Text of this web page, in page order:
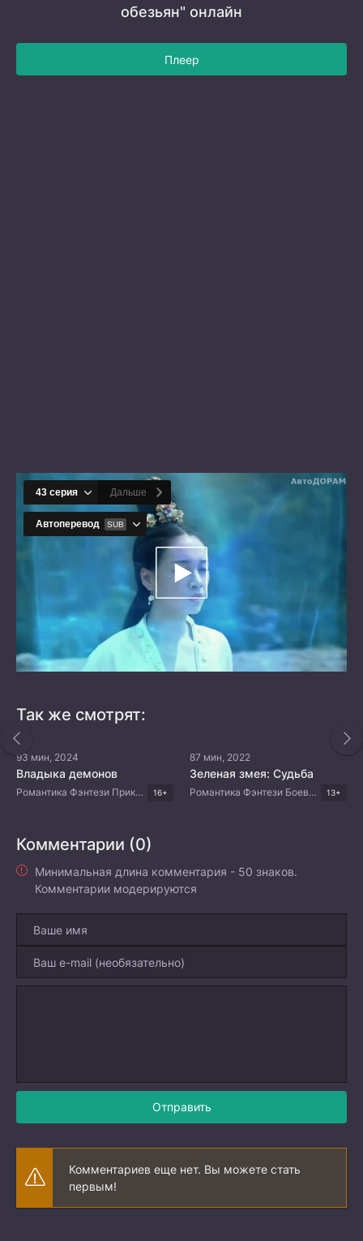
обезьян" онлайн
Плеер
Так же смотрят:
93 мин, 2024
Владыка демонов
Романтика Фэнтези Приключения Китайские дорамы 16+
87 мин, 2022
Зеленая змея: Судьба
Романтика Фэнтези Боевые искусства Китайские дорамы 13+
Комментарии (0)
Минимальная длина комментария - 50 знаков.
Комментарии модерируются
Отправить
Комментариев еще нет. Вы можете стать
первым!